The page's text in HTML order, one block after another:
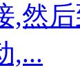
,然
,...